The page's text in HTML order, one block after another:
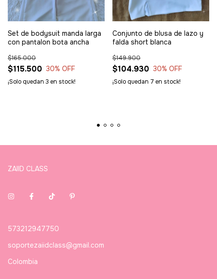
Set de bodysuit manda larga
con pantalon bota ancha
$115.500
$165.000
30% OFF
¡Solo quedan 3 en stock!
Conjunto de blusa de lazo y
falda short blanca
$104.930
$149.900
30% OFF
¡Solo quedan 7 en stock!
ZAIID CLASS
573212947750
soportezaiidclass@gmail.com
Colombia